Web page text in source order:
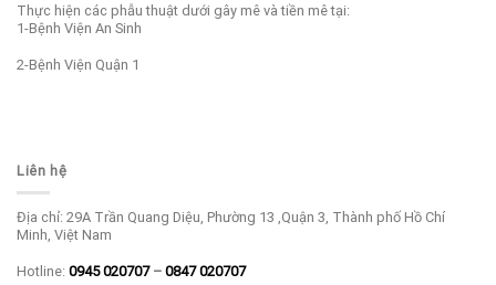
Thực hiện các phẫu thuật dưới gây mê và tiền mê tại:
1-Bệnh Viện An Sinh
2-Bệnh Viện Quận 1
Liên hệ
Địa chỉ: 29A Trần Quang Diệu, Phường 13 ,Quận 3, Thành phố Hồ Chí
Minh, Việt Nam
Hotline: 0945 020707– 0847 020707